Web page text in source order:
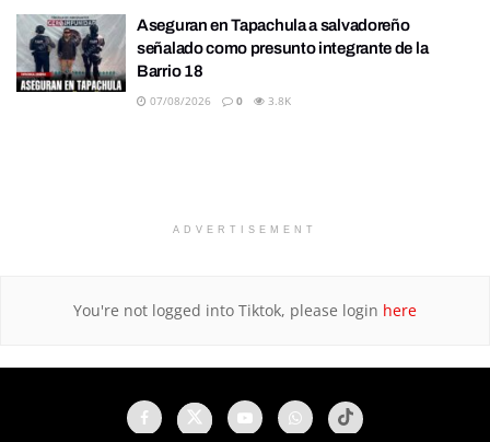
Aseguran en Tapachula a salvadoreño
señalado como presunto integrante de la
Barrio 18
07/08/2026 0 3.8K
ADVERTISEMENT
You're not logged into Tiktok, please login here